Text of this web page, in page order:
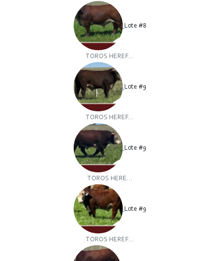
Lote #8
TOROS HEREF...
Lote #9
TOROS HEREF...
Lote #9
TOROS HERE...
Lote #9
TOROS HEREF...